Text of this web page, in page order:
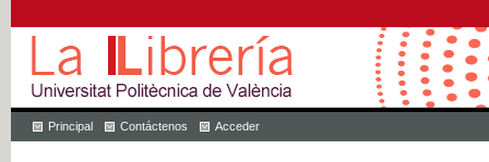
Principal Contáctenos Acceder